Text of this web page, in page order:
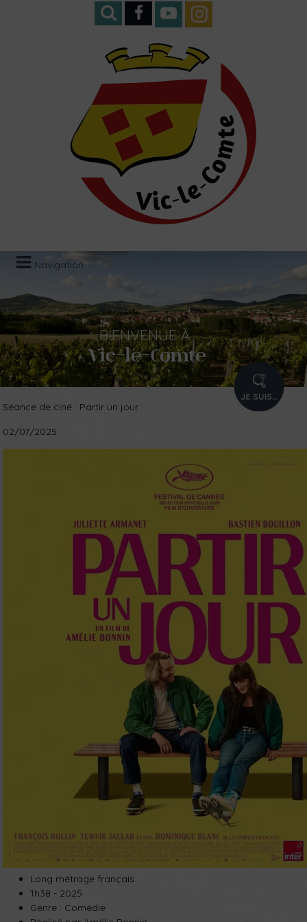
Navigation
BIENVENUEÀ
Vic-le-Comte
PROFIL
Séance de ciné : Partir un jour
02/07/2025
Long métrage français
1h38 - 2025
Genre : Comédie